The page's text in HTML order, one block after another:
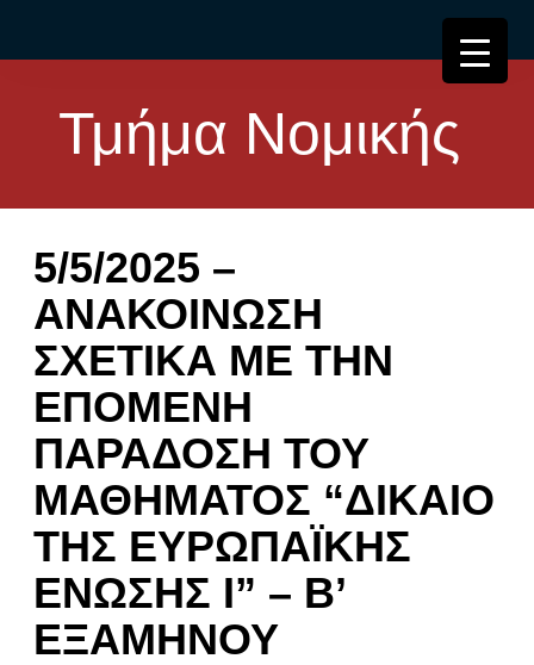
Τμήμα Νομικής
5/5/2025 –
ΑΝΑΚΟΙΝΩΣΗ
ΣΧΕΤΙΚΑ ΜΕ ΤΗΝ
ΕΠΟΜΕΝΗ
ΠΑΡΑΔΟΣΗ ΤΟΥ
ΜΑΘΗΜΑΤΟΣ “ΔΙΚΑΙΟ
ΤΗΣ ΕΥΡΩΠΑΪΚΗΣ
ΕΝΩΣΗΣ Ι” – Β’
ΕΞΑΜΗΝΟΥ